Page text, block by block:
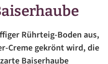
Rührteig-Boden aus,
Creme gekrönt wird, die
Baiserhaube